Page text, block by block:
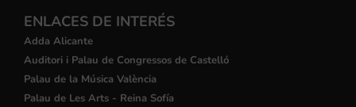
ENLACES DE INTERÉS
Adda Alicante
Auditori i Palau de Congressos de Castelló
Palau de la Música València
Palau de Les Arts - Reina Sofía